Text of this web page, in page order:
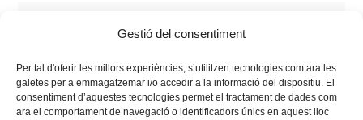
Gestió del consentiment
Per tal d'oferir les millors experiències, s’utilitzen tecnologies com ara les
galetes per a emmagatzemar i/o accedir a la informació del dispositiu. El
consentiment d’aquestes tecnologies permet el tractament de dades com
ara el comportament de navegació o identificadors únics en aquest lloc
oratòria